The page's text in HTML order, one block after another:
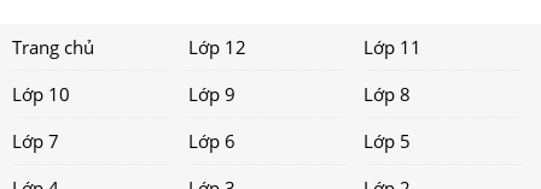
Trang chủ Lớp 12
Lớp 11
Lớp 10
Lớp 9
Lớp 8
Lớp 7
Lớp 6
Lớp 5